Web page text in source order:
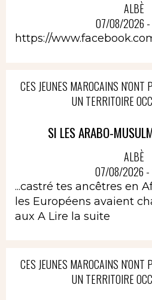
ALBÈ
07/08/2026 -
https://
CES JEUNES MAROCAINS N'ONT
UN TERRITOIRE
SI LES ARABO-
ALBÈ
07/08/2026 -
...castré tes ancêtres en
les Européens avaient
aux A Lire la suite
CES JEUNES MAROCAINS N'ONT
UN TERRITOIRE